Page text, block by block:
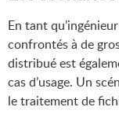
En tant
confrontés à de
distribué est
cas d’usage. Un
le traitement de